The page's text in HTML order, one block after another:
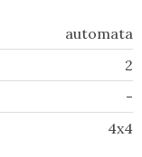
automata
2
-
4x4